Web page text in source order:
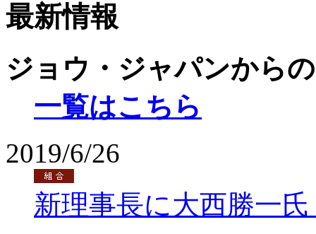
最新情報
ジョウ・ジャパンから
一覧はこちら
2019/6/26
新理事長に大西勝一